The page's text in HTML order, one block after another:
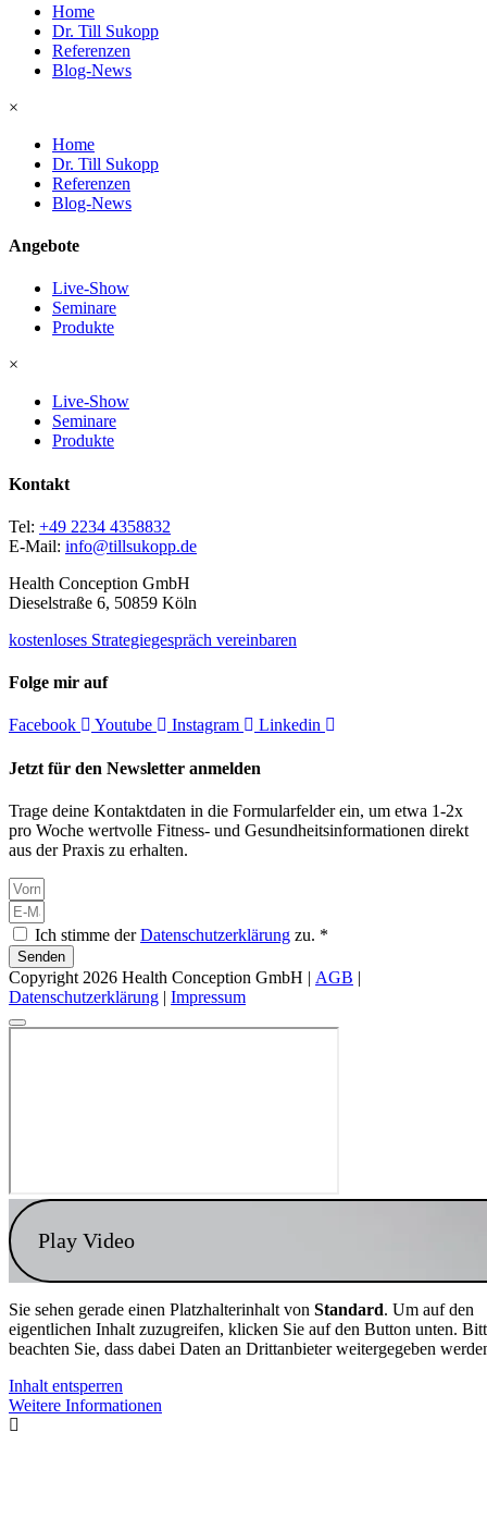
Home
Dr. Till Sukopp
Referenzen
Blog-News
×
Home
Dr. Till Sukopp
Referenzen
Blog-News
Angebote
Live-Show
Seminare
Produkte
×
Live-Show
Seminare
Produkte
Kontakt
Tel: +49 2234 4358832
E-Mail: info@tillsukopp.de
Health Conception GmbH
Dieselstraße 6, 50859 Köln
kostenloses Strategiegespräch vereinbaren
Folge mir auf
Facebook Youtube Instagram Linkedin
Jetzt für den Newsletter anmelden
Trage deine Kontaktdaten in die Formularfelder ein, um etwa 1-2x
pro Woche wertvolle Fitness- und Gesundheitsinformationen direkt
aus der Praxis zu erhalten.
Ich stimme derDatenschutzerklärung zu. *
Senden
Copyright 2026 Health Conception GmbH | AGB |
Datenschutzerklärung | Impressum
Play Video
Sie sehen gerade einen Platzhalterinhalt von Standard. Um auf den
eigentlichen Inhalt zuzugreifen, klicken Sie auf den Button unten.
beachten Sie, dass dabei Daten an Drittanbieter weitergegeben
Inhalt entsperren
Weitere Informationen